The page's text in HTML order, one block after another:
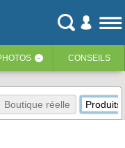
‹ CONSEILS
Boutique réelle Produits